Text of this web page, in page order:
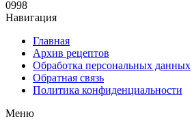
0998
Навигация
Главная
Архив рецептов
Обработка персональных данных
Обратная связь
Политика конфиденциальности
Меню